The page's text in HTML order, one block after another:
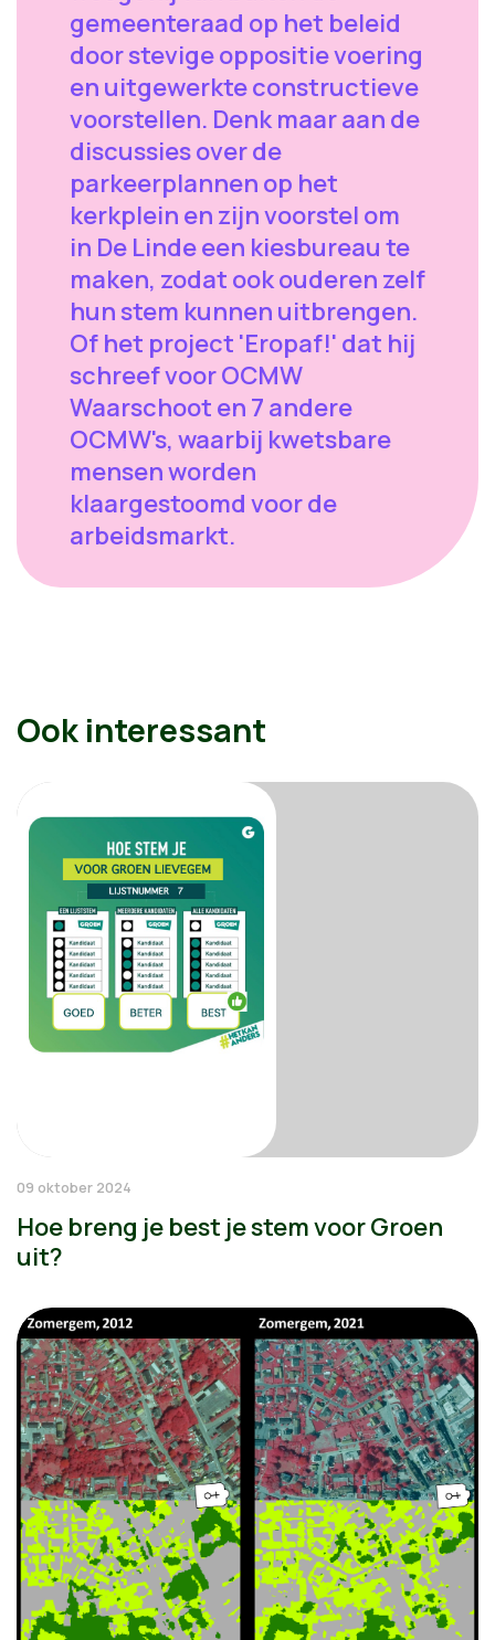
gemeenteraad op het beleid
door stevige oppositie voering
en uitgewerkte constructieve
voorstellen. Denk maar aan de
discussies over de
parkeerplannen op het
kerkplein en zijn voorstel om
in De Linde een kiesbureau te
maken, zodat ook ouderen zelf
hun stem kunnen uitbrengen.
Of het project 'Eropaf!' dat hij
schreef voor OCMW
Waarschoot en 7 andere
OCMW's, waarbij kwetsbare
mensen worden
klaargestoomd voor de
arbeidsmarkt.
Ook interessant
09 oktober 2024
Hoe breng je best je stem voor Groen
uit?